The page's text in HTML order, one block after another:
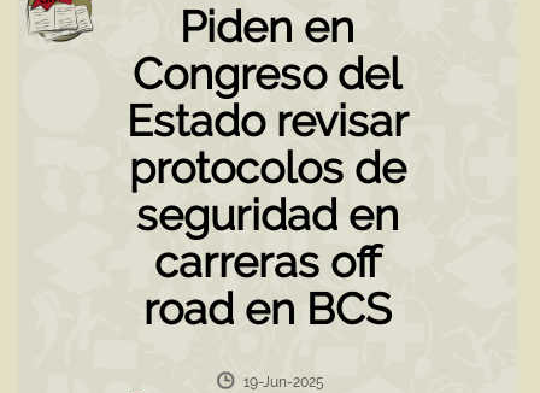
Piden en
Congreso del
Estado revisar
protocolos de
seguridad en
carreras off
road en BCS
19-Jun-2025